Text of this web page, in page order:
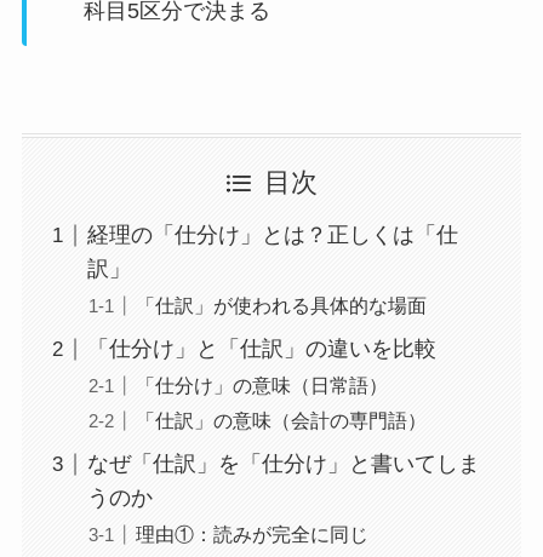
科目5区分で決まる
目次
経理の「仕分け」とは？正しくは「仕
訳」
「仕訳」が使われる具体的な場面
「仕分け」と「仕訳」の違いを比較
「仕分け」の意味（日常語）
「仕訳」の意味（会計の専門語）
なぜ「仕訳」を「仕分け」と書いてしま
うのか
理由①：読みが完全に同じ